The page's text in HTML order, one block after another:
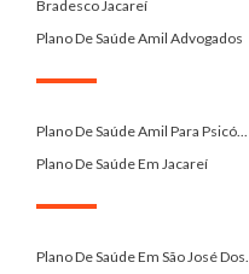
Bradesco Jacareí
Plano De Saúde Amil Advogados
Plano De Saúde Amil Para Psicó...
Plano De Saúde Em Jacareí
Plano De Saúde Em São José Dos...